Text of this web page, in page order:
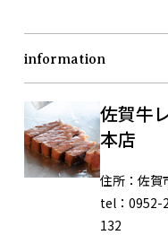
information
佐賀牛
本店
住所： 佐賀
tel： 0952-
132